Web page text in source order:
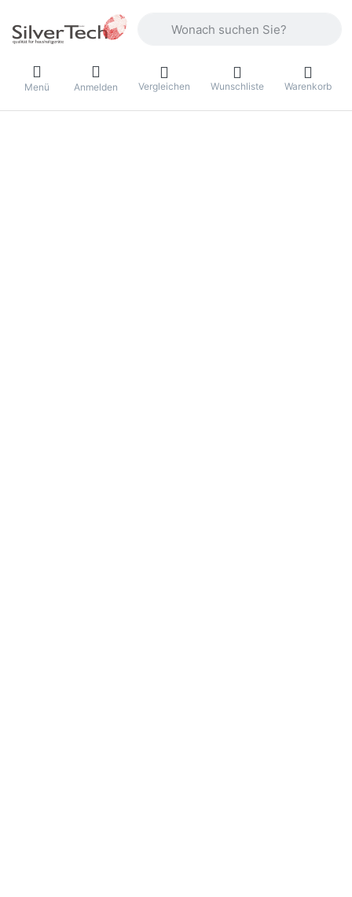
Menü Anmelden Vergleichen Wunschliste Warenkorb